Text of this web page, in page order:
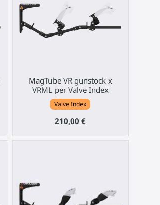
MagTube VR gunstock x
VRML per Valve Index
Valve Index
210,00 €